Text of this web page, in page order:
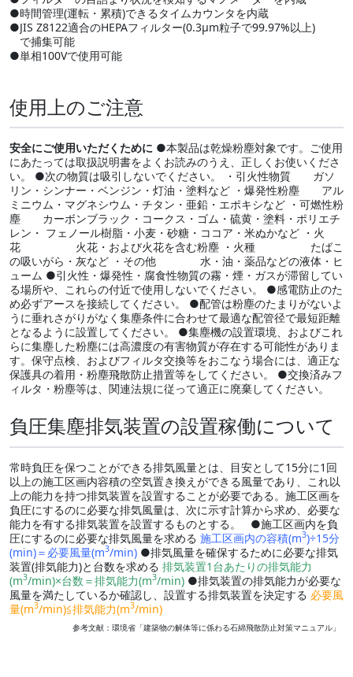
●時間管理(運転・累積)できるタイムカウンタを内蔵
●JIS Z8122適合のHEPAフィルター(0.3μm粒子で99.97%以上)
で捕集可能
●単相100Vで使用可能
使用上のご注意
安全にご使用いただくために ●本製品は乾燥粉塵対象です。ご使用
にあたっては取扱説明書をよくお読みのうえ、正しくお使いくださ
い。 ●次の物質は吸引しないでください。 ・引火性物質 ガソ
リン・シンナー・ベンジン・灯油・塗料など ・爆発性粉塵 アル
ミニウム・マグネシウム・チタン・亜鉛・エポキシなど ・可燃性粉
塵 カーボンブラック・コークス・ゴム・硫黄・塗料・ポリエチ
レン・ フェノール樹脂・小麦・砂糖・ココア・米ぬかなど ・火
花 火花・および火花を含む粉塵 ・火種 たばこ
の吸いがら・灰など ・その他 水・油・薬品などの液体・ヒ
ューム ●引火性・爆発性・腐食性物質の霧・煙・ガスが滞留してい
る場所や、これらの付近で使用しないでください。 ●感電防止のた
め必ずアースを接続してください。 ●配管は粉塵のたまりがないよ
うに垂れさがりがなく集塵条件に合わせて最適な配管径で最短距離
となるように設置してください。 ●集塵機の設置環境、およびこれ
らに集塵した粉塵には高濃度の有害物質が存在する可能性がありま
す。保守点検、およびフィルタ交換等をおこなう場合には、適正な
保護具の着用・粉塵飛散防止措置等をしてください。 ●交換済みフ
ィルタ・粉塵等は、関連法規に従って適正に廃棄してください。
負圧集塵排気装置の設置稼働について
常時負圧を保つことができる排気風量とは、目安として15分に1回
以上の施工区画内容積の空気置き換えができる風量であり、これ以
上の能力を持つ排気装置を設置することが必要である。施工区画を
負圧にするのに必要な排気風量は、次に示す計算から求め、必要な
能力を有する排気装置を設置するものとする。 ●施工区画内を負
圧にするのに必要な排気風量を求める 施工区画内の容積(m3)÷15分
(min)＝必要風量(m3/min) ●排気風量を確保するために必要な排気
装置(排気能力)と台数を求める 排気装置1台あたりの排気能力
(m3/min)×台数＝排気能力(m3/min) ●排気装置の排気能力が必要な
風量を満たしているか確認し、設置する排気装置を決定する 必要風
量(m3/min)≦排気能力(m3/min)
参考文献：環境省「建築物の解体等に係わる石綿飛散防止対策マニュアル」